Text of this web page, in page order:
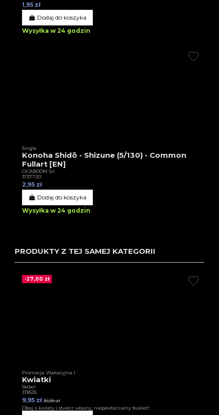
1,95 zł
Dodaj do koszyka
Wysyłka w 24 godzin
Single
Konoha Shidō - Shizune (5/130) - Common
Fullart [EN]
CICABOOM Srl
3T37720
2,95 zł
Dodaj do koszyka
Wysyłka w 24 godzin
PRODUKTY Z TEJ SAMEJ KATEGORII
-27,00 zł
Promocja Wakacyjna I
Kwiatki
Rebel
3T8535
9,95 zł 36,99 zł
Dbaj o kwiaty i stwórz własny, niepowtarzalny bukiet!